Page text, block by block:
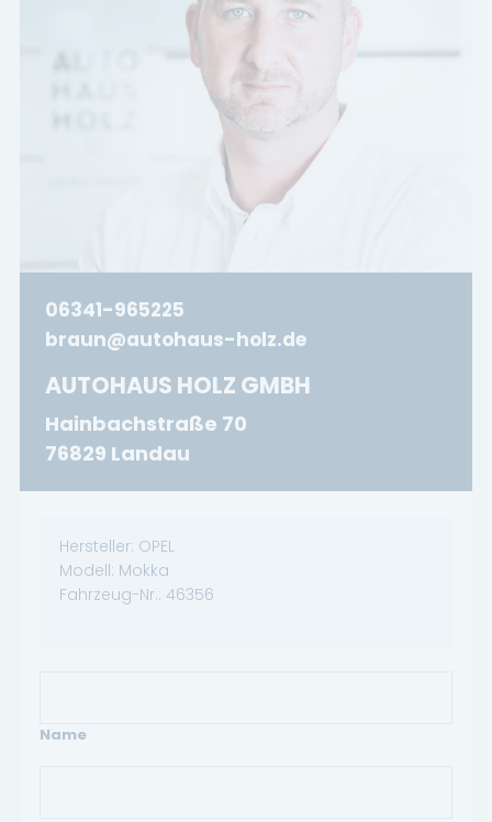
06341-965225
braun@autohaus-holz.de
AUTOHAUS HOLZ GMBH
Hainbachstraße 70
76829 Landau
Hersteller: OPEL
Modell: Mokka
Fahrzeug-Nr.: 46356
Name